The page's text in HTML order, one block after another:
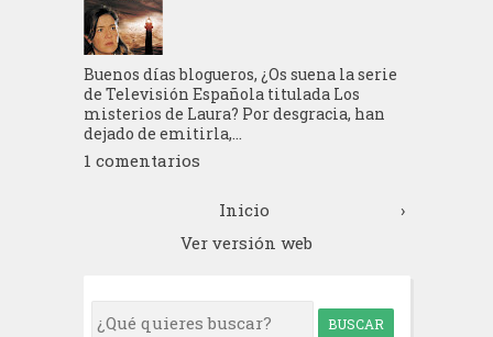
Buenos días blogueros, ¿Os suena la serie
de Televisión Española titulada Los
misterios de Laura? Por desgracia, han
dejado de emitirla,...
1 comentarios
›
Inicio
Ver versión web
S